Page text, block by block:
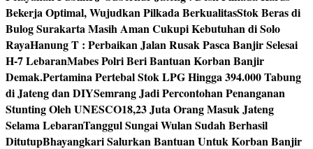
Bekerja Optimal, Wujudkan Pilkada BerkualitasStok Beras di
Bulog Surakarta Masih Aman Cukupi Kebutuhan di Solo
RayaHanung T : Perbaikan Jalan Rusak Pasca Banjir Selesai
H-7 LebaranMabes Polri Beri Bantuan Korban Banjir
Demak.Pertamina Pertebal Stok LPG Hingga 394.000 Tabung
di Jateng dan DIYSemrang Jadi Percontohan Penanganan
Stunting Oleh UNESCO18,23 Juta Orang Masuk Jateng
Selama LebaranTanggul Sungai Wulan Sudah Berhasil
DitutupBhayangkari Salurkan Bantuan Untuk Korban Banjir